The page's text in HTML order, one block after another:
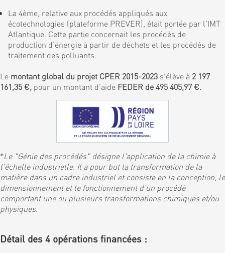
La 4ème, relative aux procédés appliqués aux
écotechnologies (plateforme PREVER), était portée par l'IMT
Atlantique. Cette partie concernait les procédés de
production d'énergie à partir de déchets et les procédés de
traitement des polluants.
Le montant global du projet CPER 2015-2023 s'élève à 2 197
161,35 €, pour un montant d'aide FEDER de 495 405,97 €.
*Le "Génie des procédés" désigne l'application de la chimie à
l'échelle industrielle. Il a pour but la transformation de la
matière dans un cadre industriel et consiste en la conception, le
dimensionnement et le fonctionnement d'un procédé
comportant une ou plusieurs transformations chimiques et/ou
physiques.
Détail des 4 opérations financées :